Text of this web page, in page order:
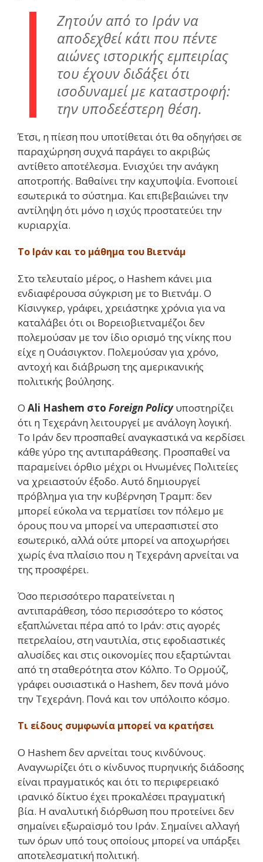
Ζητούν από το Ιράν να
αποδεχθεί κάτι που πέντε
αιώνες ιστορικής εμπειρίας
του έχουν διδάξει ότι
ισοδυναμεί με καταστροφή:
την υποδεέστερη θέση.
Έτσι, η πίεση που υποτίθεται ότι θα οδηγήσει σε
παραχώρηση συχνά παράγει το ακριβώς
αντίθετο αποτέλεσμα. Ενισχύει την ανάγκη
αποτροπής. Βαθαίνει την καχυποψία. Ενοποιεί
εσωτερικά το σύστημα. Και επιβεβαιώνει την
αντίληψη ότι μόνο η ισχύς προστατεύει την
κυριαρχία.
Το Ιράν και το μάθημα του Βιετνάμ
Στο τελευταίο μέρος, ο Hashem κάνει μια
ενδιαφέρουσα σύγκριση με το Βιετνάμ. Ο
Κίσινγκερ, γράφει, χρειάστηκε χρόνια για να
καταλάβει ότι οι Βορειοβιετναμέζοι δεν
πολεμούσαν με τον ίδιο ορισμό της νίκης που
είχε η Ουάσιγκτον. Πολεμούσαν για χρόνο,
αντοχή και διάβρωση της αμερικανικής
πολιτικής βούλησης.
Ο Ali Hashem στο Foreign Policyυποστηρίζει
ότι η Τεχεράνη λειτουργεί με ανάλογη λογική.
Το Ιράν δεν προσπαθεί αναγκαστικά να κερδίσει
κάθε γύρο της αντιπαράθεσης. Προσπαθεί να
παραμείνει όρθιο μέχρι οι Ηνωμένες Πολιτείες
να χρειαστούν έξοδο. Αυτό δημιουργεί
πρόβλημα για την κυβέρνηση Τραμπ: δεν
μπορεί εύκολα να τερματίσει τον πόλεμο με
όρους που να μπορεί να υπερασπιστεί στο
εσωτερικό, αλλά ούτε μπορεί να αποχωρήσει
χωρίς ένα πλαίσιο που η Τεχεράνη αρνείται να
της προσφέρει.
Όσο περισσότερο παρατείνεται η
αντιπαράθεση, τόσο περισσότερο το κόστος
εξαπλώνεται πέρα από το Ιράν: στις αγορές
πετρελαίου, στη ναυτιλία, στις εφοδιαστικές
αλυσίδες και στις οικονομίες που εξαρτώνται
από τη σταθερότητα στον Κόλπο. Το Ορμούζ,
γράφει ουσιαστικά ο Hashem, δεν πονά μόνο
την Τεχεράνη. Πονά και τον υπόλοιπο κόσμο.
Τι είδους συμφωνία μπορεί να κρατήσει
Ο Hashem δεν αρνείται τους κινδύνους.
Αναγνωρίζει ότι ο κίνδυνος πυρηνικής διάδοσης
είναι πραγματικός και ότι το περιφερειακό
ιρανικό δίκτυο έχει προκαλέσει πραγματική
βία. Η αναλυτική διόρθωση που προτείνει δεν
σημαίνει εξωραϊσμό του Ιράν. Σημαίνει αλλαγή
των όρων υπό τους οποίους μπορεί να υπάρξει
αποτελεσματική πολιτική.